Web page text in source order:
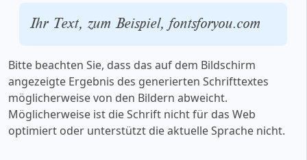
Ihr Text, zum Beispiel, fontsforyou.com
Bitte beachten Sie, dass das auf dem Bildschirm
angezeigte Ergebnis des generierten Schrifttextes
möglicherweise von den Bildern abweicht.
Möglicherweise ist die Schrift nicht für das Web
optimiert oder unterstützt die aktuelle Sprache nicht.